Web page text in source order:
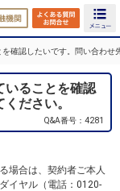
取扱金融機関 よくあ
確認したいです。問い合わせ
いることを確認
ださい。
Q&A番号：4281
場合は、契約者ご本人
イヤル（電話：0120-